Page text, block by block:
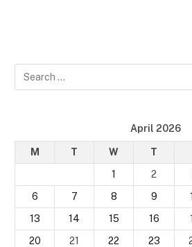
April 2026
M T W T
1
2
6
7 8 9
13
14 15 16
20
21 22 23